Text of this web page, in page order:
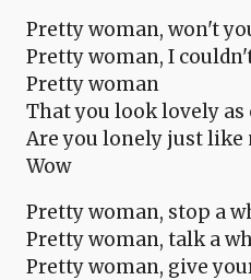
Pretty woman, won't
Pretty woman, I
Pretty woman
That you look lovely as
Are you lonely just like
Wow
Pretty woman, stop a
Pretty woman, talk a
Pretty woman, give